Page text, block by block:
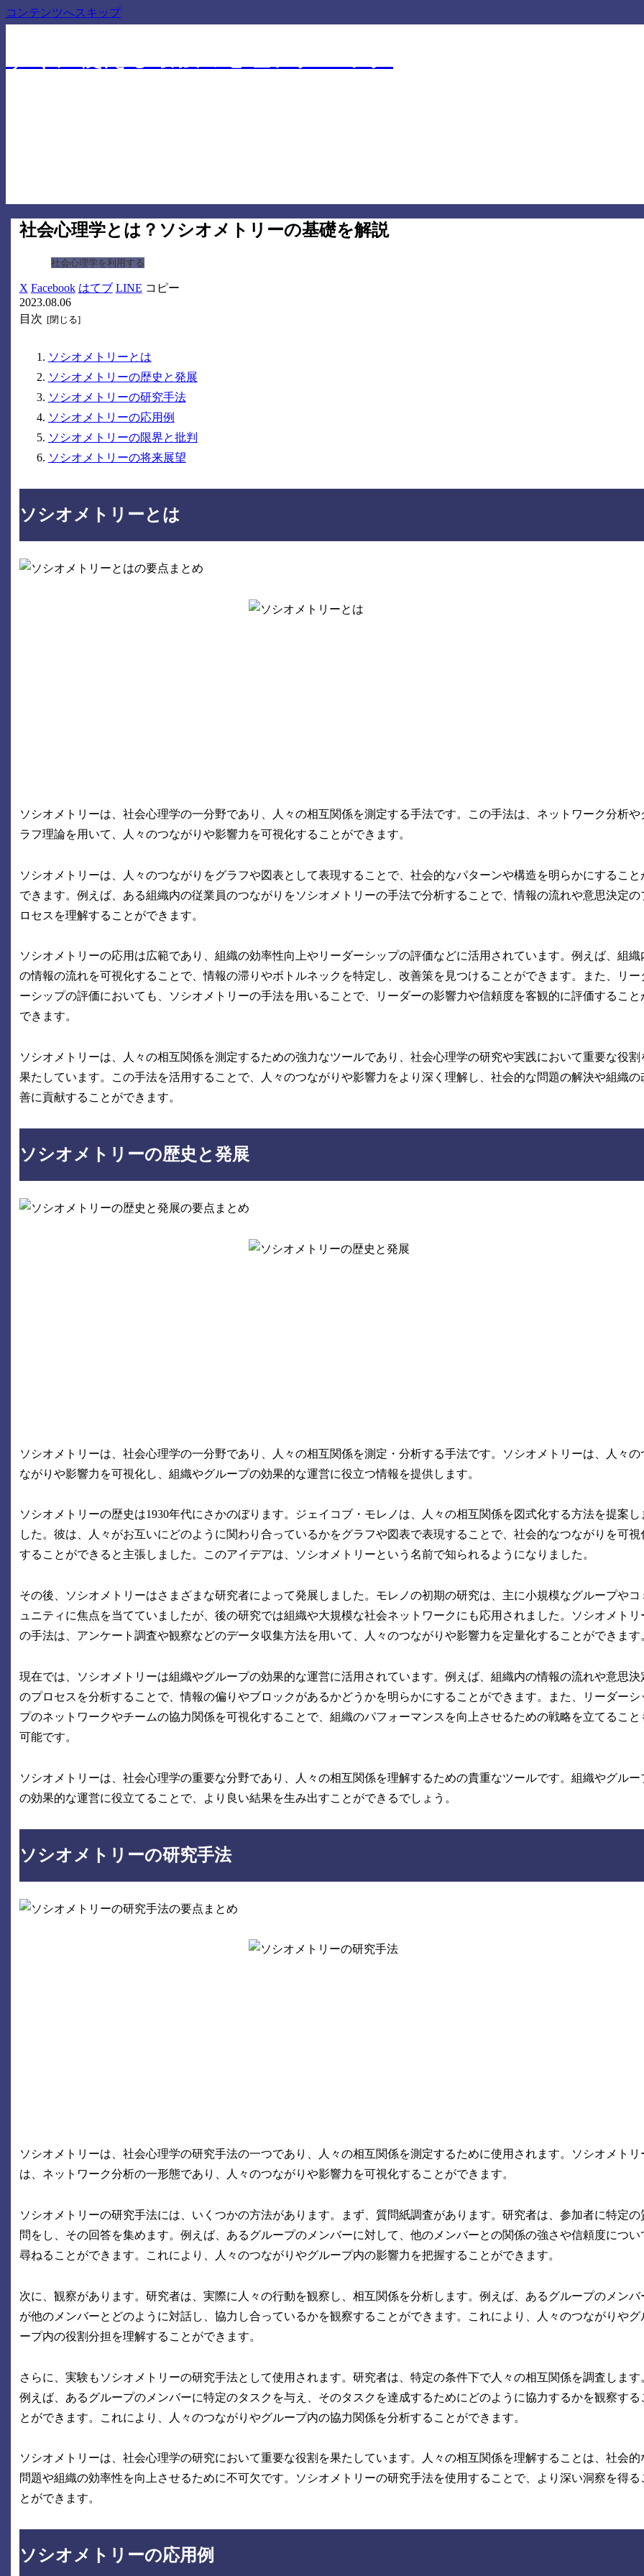
コンテンツへスキップ
社会心理学とは？ソシオメトリーの基礎を解説
社会心理学を利用する
X Facebook はてブ LINE コピー
2023.08.06
目次
ソシオメトリーとは
ソシオメトリーの歴史と発展
ソシオメトリーの研究手法
ソシオメトリーの応用例
ソシオメトリーの限界と批判
ソシオメトリーの将来展望
ソシオメトリーとは
ソシオメトリーは、社会心理学の一分野であり、人々の相互関係を測定する手法です。この手法は、ネットワーク分析や
ラフ理論を用いて、人々のつながりや影響力を可視化することができます。
ソシオメトリーは、人々のつながりをグラフや図表として表現することで、社会的なパターンや構造を明らかにすること
できます。例えば、ある組織内の従業員のつながりをソシオメトリーの手法で分析することで、情報の流れや意思決定の
ロセスを理解することができます。
ソシオメトリーの応用は広範であり、組織の効率性向上やリーダーシップの評価などに活用されています。例えば、組織
の情報の流れを可視化することで、情報の滞りやボトルネックを特定し、改善策を見つけることができます。また、リー
ーシップの評価においても、ソシオメトリーの手法を用いることで、リーダーの影響力や信頼度を客観的に評価すること
できます。
ソシオメトリーは、人々の相互関係を測定するための強力なツールであり、社会心理学の研究や実践において重要な役割
果たしています。この手法を活用することで、人々のつながりや影響力をより深く理解し、社会的な問題の解決や組織の
善に貢献することができます。
ソシオメトリーの歴史と発展
ソシオメトリーは、社会心理学の一分野であり、人々の相互関係を測定・分析する手法です。ソシオメトリーは、人々の
ながりや影響力を可視化し、組織やグループの効果的な運営に役立つ情報を提供します。
ソシオメトリーの歴史は1930年代にさかのぼります。ジェイコブ・モレノは、人々の相互関係を図式化する方法を提案し
した。彼は、人々がお互いにどのように関わり合っているかをグラフや図表で表現することで、社会的なつながりを可視
することができると主張しました。このアイデアは、ソシオメトリーという名前で知られるようになりました。
その後、ソシオメトリーはさまざまな研究者によって発展しました。モレノの初期の研究は、主に小規模なグループやコ
ュニティに焦点を当てていましたが、後の研究では組織や大規模な社会ネットワークにも応用されました。ソシオメトリ
の手法は、アンケート調査や観察などのデータ収集方法を用いて、人々のつながりや影響力を定量化することができます
現在では、ソシオメトリーは組織やグループの効果的な運営に活用されています。例えば、組織内の情報の流れや意思決
のプロセスを分析することで、情報の偏りやブロックがあるかどうかを明らかにすることができます。また、リーダーシ
プのネットワークやチームの協力関係を可視化することで、組織のパフォーマンスを向上させるための戦略を立てること
可能です。
ソシオメトリーは、社会心理学の重要な分野であり、人々の相互関係を理解するための貴重なツールです。組織やグルー
の効果的な運営に役立てることで、より良い結果を生み出すことができるでしょう。
ソシオメトリーの研究手法
ソシオメトリーは、社会心理学の研究手法の一つであり、人々の相互関係を測定するために使用されます。ソシオメトリ
は、ネットワーク分析の一形態であり、人々のつながりや影響力を可視化することができます。
ソシオメトリーの研究手法には、いくつかの方法があります。まず、質問紙調査があります。研究者は、参加者に特定の
問をし、その回答を集めます。例えば、あるグループのメンバーに対して、他のメンバーとの関係の強さや信頼度につい
尋ねることができます。これにより、人々のつながりやグループ内の影響力を把握することができます。
次に、観察があります。研究者は、実際に人々の行動を観察し、相互関係を分析します。例えば、あるグループのメンバ
が他のメンバーとどのように対話し、協力し合っているかを観察することができます。これにより、人々のつながりやグ
ープ内の役割分担を理解することができます。
さらに、実験もソシオメトリーの研究手法として使用されます。研究者は、特定の条件下で人々の相互関係を調査します
例えば、あるグループのメンバーに特定のタスクを与え、そのタスクを達成するためにどのように協力するかを観察する
とができます。これにより、人々のつながりやグループ内の協力関係を分析することができます。
ソシオメトリーは、社会心理学の研究において重要な役割を果たしています。人々の相互関係を理解することは、社会的
問題や組織の効率性を向上させるために不可欠です。ソシオメトリーの研究手法を使用することで、より深い洞察を得る
とができます。
ソシオメトリーの応用例